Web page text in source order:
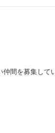
間を募集して